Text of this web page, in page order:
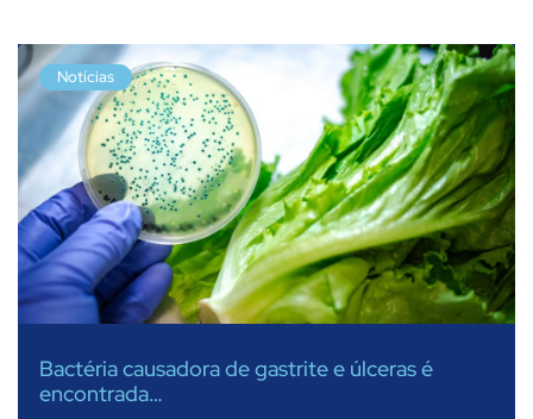
Notícias
Bactéria causadora de gastrite e úlceras é
encontrada…